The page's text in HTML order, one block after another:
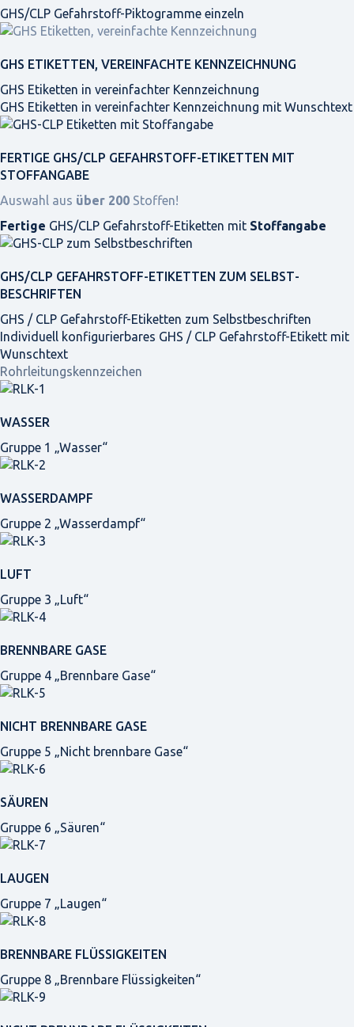
GHS/CLP Gefahrstoff-Piktogramme einzeln
GHS ETIKETTEN, VEREINFACHTE KENNZEICHNUNG
GHS Etiketten in vereinfachter Kennzeichnung
GHS Etiketten in vereinfachter Kennzeichnung mit Wunschtext
FERTIGE GHS/CLP GEFAHRSTOFF-ETIKETTEN MIT
STOFFANGABE
Auswahl aus über 200 Stoffen!
Fertige GHS/CLP Gefahrstoff-Etiketten mit Stoffangabe
GHS/CLP GEFAHRSTOFF-ETIKETTEN ZUM SELBST­
BESCHRIFTEN
GHS / CLP Gefahrstoff-Etiketten zum Selbstbeschriften
Individuell konfigurierbares GHS / CLP Gefahrstoff-Etikett mit
Wunschtext
Rohrleitungskennzeichen
WASSER
Gruppe 1 „Wasser“
WASSERDAMPF
Gruppe 2 „Wasserdampf“
LUFT
Gruppe 3 „Luft“
BRENNBARE GASE
Gruppe 4 „Brennbare Gase“
NICHT BRENNBARE GASE
Gruppe 5 „Nicht brennbare Gase“
SÄUREN
Gruppe 6 „Säuren“
LAUGEN
Gruppe 7 „Laugen“
BRENNBARE FLÜSSIGKEITEN
Gruppe 8 „Brennbare Flüssigkeiten“